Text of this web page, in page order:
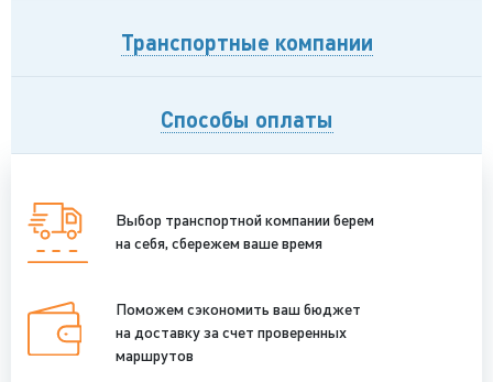
Транспортные компании
Способы оплаты
Выбор транспортной компании берем
на себя, сбережем ваше время
Поможем сэкономить ваш бюджет
на доставку за счет проверенных
маршрутов